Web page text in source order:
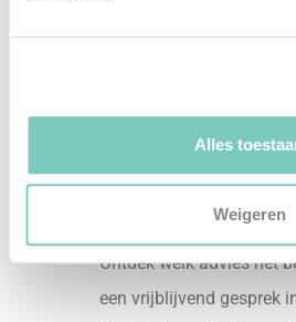
Alles
Weigeren
3D interieurontwerp
✓ Gratis personal
Advies van onze
Ontdek welk advies het
een vrijblijvend gesprek